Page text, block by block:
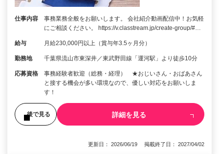
仕事内容
事務業務全般をお願いします。 会社紹介動画配信中！お気軽
にご相談ください。 https://v.classtream.jp/create-group/#…
給与 月給230,000円以上（賞与年3.5ヶ月分）
勤務地 千葉県流山市東深井／東武野田線「運河駅」より徒歩10分
応募資格
事務経験者歓迎（総務・経理） ★おじいさん・おばあさん
と接する機会が多い環境なので、優しい対応をお願いしま
す！
後で見る 詳細を見る
更新日： 2026/06/19 掲載終了日： 2027/04/02